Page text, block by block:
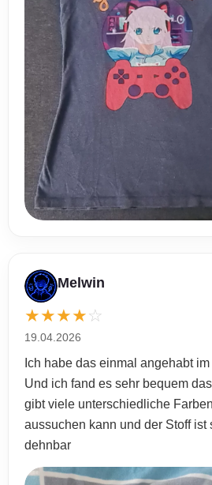
Melwin
★★★★☆
19.04.2026
Ich habe das einmal angehabt im
Und ich fand es sehr bequem
gibt viele unterschiedliche
aussuchen kann und der Stoff ist
dehnbar